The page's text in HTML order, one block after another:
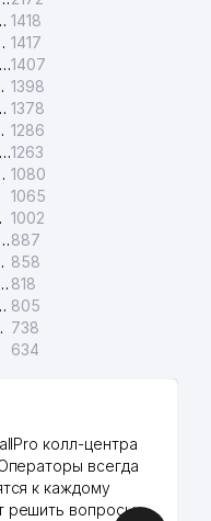
ЭЛЕКТРОСЕТИ 1418
KORXONASI АО 1417
ШАЙХАНТАХУРСКАЯ АВАРИЙНАЯ СЛУЖБА ЭЛЕКТРОСЕТИ1407
АО 1398
АО 1378
РАЙОНА 1286
СПРАВОЧНОЕ БЮРО О ТЕЛЕФОНАХ ОРГАНИЗАЦИЙ г. ТАШКЕНТА1263
ТЕСТИРОВАНИЯ 1080
1065
1002
ЯККАСАРАЙСКИЙ МЕЖРАЙОННЫЙ СУД ПО ГРАЖДАНСКИМ ДЕЛАМ887
858
ПРЕДПРИЯТИЕ ЭЛЕКТРОСЕТИ АО 818
изолятор 805
738
634
колл-центра
всегда
к каждому
решить вопросы.